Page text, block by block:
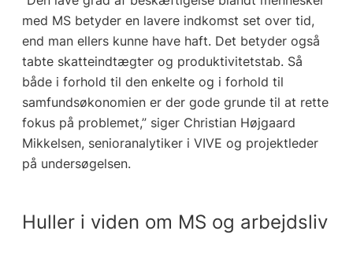
med MS betyder en lavere indkomst set over tid,
end man ellers kunne have haft. Det betyder også
tabte skatteindtægter og produktivitetstab. Så
både i forhold til den enkelte og i forhold til
samfundsøkonomien er der gode grunde til at rette
fokus på problemet,” siger Christian Højgaard
Mikkelsen, senioranalytiker i VIVE og projektleder
på undersøgelsen.
Huller i viden om MS og arbejdsliv